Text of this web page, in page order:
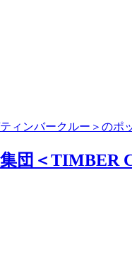
ィンバークルー＞のポ
団＜